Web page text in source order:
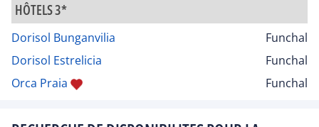
HÔTELS 3*
Dorisol Bunganvilia
Funchal
Dorisol Estrelicia
Funchal
Orca Praia
Funchal